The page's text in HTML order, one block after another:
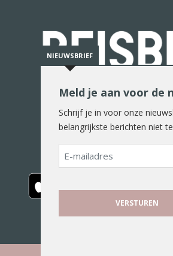
De reiswereld in woord
NIEUWSBRIEF
Meld je aan voor de
Schrijf je in voor onze
belangrijkste berichten niet
E-
mailadres